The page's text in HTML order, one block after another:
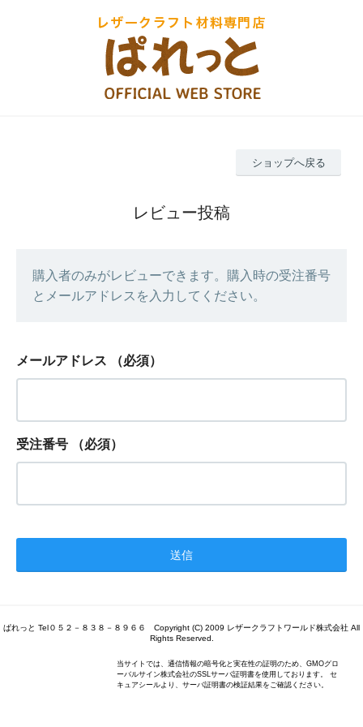
ショップへ戻る
レビュー投稿
購入者のみがレビューできます。購入時の受注番号
とメールアドレスを入力してください。
メールアドレス （必須）
受注番号 （必須）
ぱれっと Tel０５２－８３８－８９６６ Copyright (C) 2009 レザークラフトワールド株式会社 All
Rights Reserved.
当サイトでは、通信情報の暗号化と実在性の証明のため、GMOグロ
ーバルサイン株式会社のSSLサーバ証明書を使用しております。 セ
キュアシールより、サーバ証明書の検証結果をご確認ください。